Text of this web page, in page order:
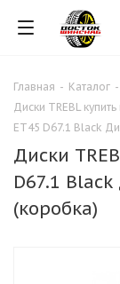
Главная - Каталог -
Диски TREBL
ET45 D67.1 Black
Диски
D67.1 Black
(коробка)